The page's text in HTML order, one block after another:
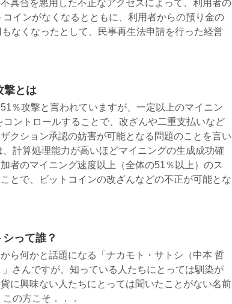
具合を悪用した不正なアクセスによって、利用者の
インがなくなるとともに、利用者からの預り金の
なくなったとして、民事再生法申請を行った経営
撃とは
％攻撃と言われていますが、一定以上のマイニン
コントロールすることで、改ざんや二重支払いなど
クション承認の妨害が可能となる問題のことを言い
、計算処理能力が高いほどマイニングの生成成功確
者のマイニング速度以上（全体の51％以上）のス
とで、ビットコインの改ざんなどの不正が可能とな
って誰？
ら何かと話題になる「ナカモト・サトシ（中本 哲
さんですが、知っている人たちにとっては馴染が
に興味ない人たちにとっては聞いたことがない名前
の方こそ．．．